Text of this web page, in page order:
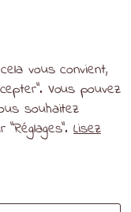
vous convient,
Vous pouvez
souhaitez
"Réglages".Lisez